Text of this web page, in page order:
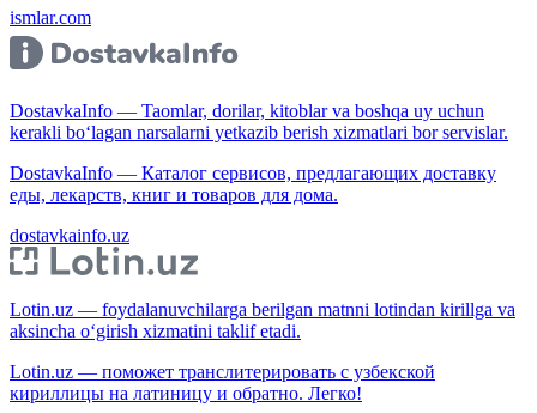
ismlar.com
DostavkaInfo — Taomlar, dorilar, kitoblar va boshqa uy uchun
kerakli bo‘lagan narsalarni yetkazib berish xizmatlari bor servislar.
DostavkaInfo — Каталог сервисов, предлагающих доставку
еды, лекарств, книг и товаров для дома.
dostavkainfo.uz
Lotin.uz — foydalanuvchilarga berilgan matnni lotindan kirillga va
aksincha o‘girish xizmatini taklif etadi.
Lotin.uz — поможет транслитерировать с узбекской
кириллицы на латиницу и обратно. Легко!